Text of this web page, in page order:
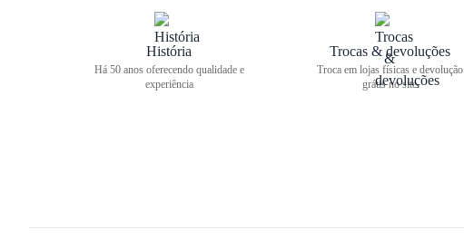
História
Há 50 anos oferecendo qualidade e
experiência
Trocas & devoluções
Troca em lojas físicas e devolução
grátis no site